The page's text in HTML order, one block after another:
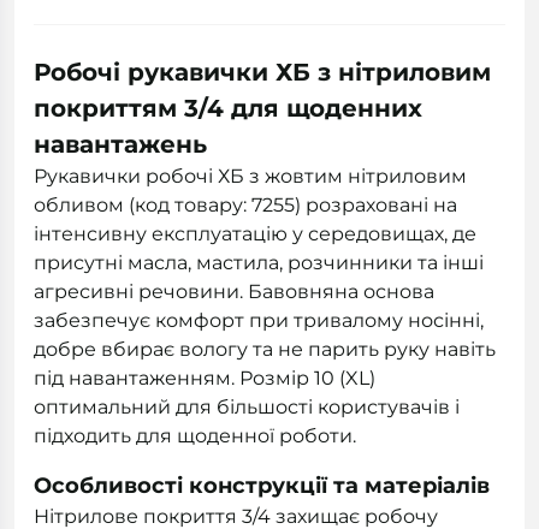
Робочі рукавички ХБ з нітриловим
покриттям 3/4 для щоденних
навантажень
Рукавички робочі ХБ з жовтим нітриловим
обливом (код товару: 7255) розраховані на
інтенсивну експлуатацію у середовищах, де
присутні масла, мастила, розчинники та інші
агресивні речовини. Бавовняна основа
забезпечує комфорт при тривалому носінні,
добре вбирає вологу та не парить руку навіть
під навантаженням. Розмір 10 (XL)
оптимальний для більшості користувачів і
підходить для щоденної роботи.
Особливості конструкції та матеріалів
Нітрилове покриття 3/4 захищає робочу